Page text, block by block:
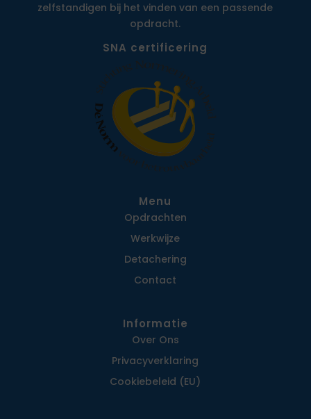
zelfstandigen bij het vinden van een passende
opdracht.
SNA certificering
Menu
Opdrachten
Werkwijze
Detachering
Contact
Informatie
Over Ons
Privacy­verklaring
Cookiebeleid (EU)